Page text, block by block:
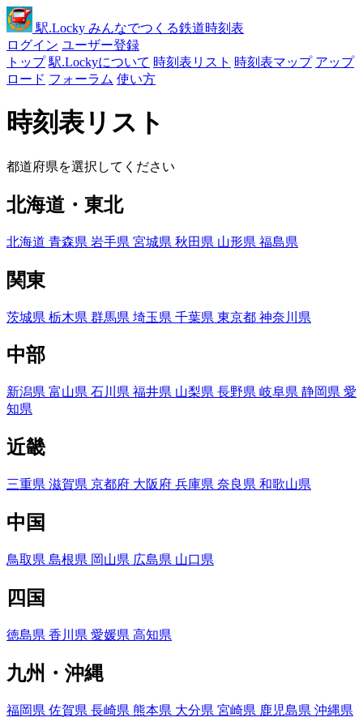
駅.Locky みんなでつくる鉄道時刻表
ログイン ユーザー登録
トップ 駅.Lockyについて 時刻表リスト 時刻表マップ アップ
ロード フォーラム 使い方
時刻表リスト
都道府県を選択してください
北海道・東北
北海道 青森県 岩手県 宮城県 秋田県 山形県 福島県
関東
茨城県 栃木県 群馬県 埼玉県 千葉県 東京都 神奈川県
中部
新潟県 富山県 石川県 福井県 山梨県 長野県 岐阜県 静岡県 愛
知県
近畿
三重県 滋賀県 京都府 大阪府 兵庫県 奈良県 和歌山県
中国
鳥取県 島根県 岡山県 広島県 山口県
四国
徳島県 香川県 愛媛県 高知県
九州・沖縄
福岡県 佐賀県 長崎県 熊本県 大分県 宮崎県 鹿児島県 沖縄県